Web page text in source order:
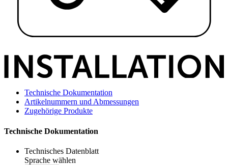
Technische Dokumentation
Artikelnummern und Abmessungen
Zugehörige Produkte
Technische Dokumentation
Technisches Datenblatt
Sprache wählen